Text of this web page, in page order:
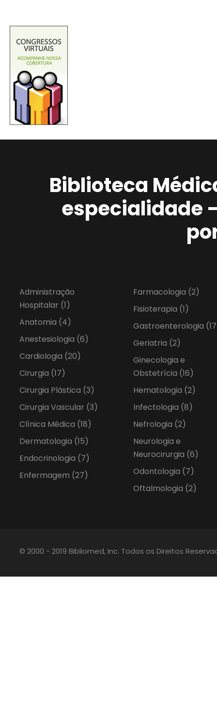
Biblioteca
especialidade
Administração
Hospitalar (1)
Anatomia (4)
Anestesiologia (6)
Cardiologia (20)
Cirurgia (17)
Cirurgia Plástica (3)
Cirurgia Vascular (3)
Clínica Médica (18)
Dermatologia (15)
Endocrinologia (7)
Enfermagem (27)
Farmacologia (2)
Fisioterapia (1)
Gastroenterologia
Geriatria (2)
Ginecologia e
Obstetrícia (16)
Hematologia (2)
Infectologia (8)
Nefrologia (2)
Neurologia e
Neurocirurgia (6)
Odontologia (7)
Oftalmologia (2)
© 2000 - 2019 Bibliomed, Inc. Todos os Direitos